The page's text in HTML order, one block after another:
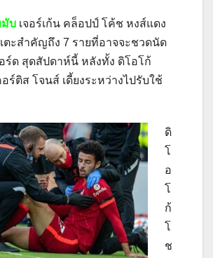
บ เจอร์เก้น คล็อปป์ โค้ช หงส์แดง
ตะสำคัญถึง 7 รายที่อาจจะชวดนัด
ร์ด สุดสัปดาห์นี้ หลังทั้ง ดิโอโก้
ร์ติส โจนส์ เดี้ยงระหว่างไปรับใช้
ดิ
โ
อ
โ
ก้
โ
ช